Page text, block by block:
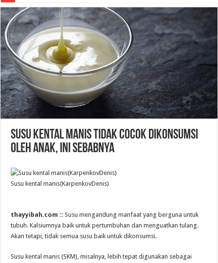
Susu Kental Manis Tidak Cocok Dikonsumsi
oleh Anak, Ini Sebabnya
Susu kental manis(KarpenkovDenis)
thayyibah.com ::Susu mengandung manfaat yang berguna untuk
tubuh. Kalsiumnya baik untuk pertumbuhan dan menguatkan tulang.
Akan tetapi, tidak semua susu baik untuk dikonsumsi.
Susu kental manis (SKM), misalnya, lebih tepat digunakan sebagai